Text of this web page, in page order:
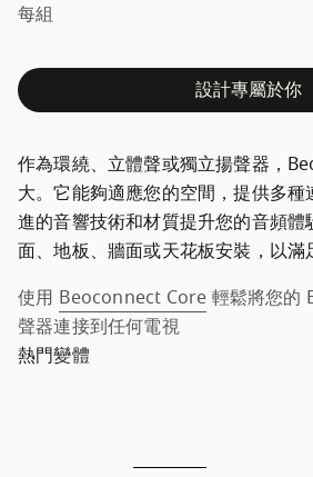
每組
設計專屬於你
作為環繞、立體聲或獨立揚聲器，
大。它能夠適應您的空間，提供多
進的音響技術和材質提升您的音頻體
面、地板、牆面或天花板安裝，以滿
使用 Beoconnect Core 輕鬆將您的
聲器連接到任何電視
熱門變體